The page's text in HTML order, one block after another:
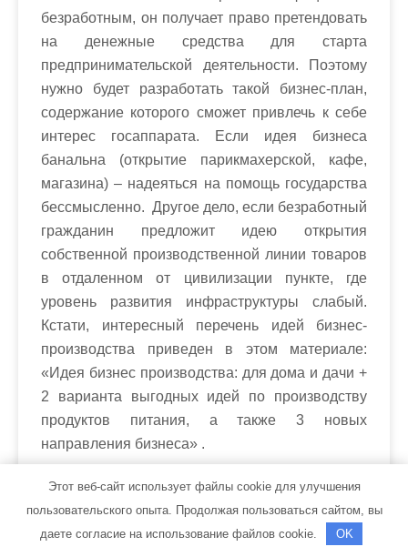
безработным, он получает право претендовать
на денежные средства для старта
предпринимательской деятельности. Поэтому
нужно будет разработать такой бизнес-план,
содержание которого сможет привлечь к себе
интерес госаппарата. Если идея бизнеса
банальна (открытие парикмахерской, кафе,
магазина) – надеяться на помощь государства
бессмысленно. Другое дело, если безработный
гражданин предложит идею открытия
собственной производственной линии товаров
в отдаленном от цивилизации пункте, где
уровень развития инфраструктуры слабый.
Кстати, интересный перечень идей бизнес-
производства приведен в этом материале:
«Идея бизнес производства: для дома и дачи +
2 варианта выгодных идей по производству
продуктов питания, а также 3 новых
направления бизнеса» .
Представители госаппарата будут внимательно
изучать бизнес-план на предмет создания
дополнительных рабочих мест (это касается
Этот веб-сайт использует файлы cookie для улучшения
пользовательского опыта. Продолжая пользоваться сайтом, вы
даете согласие на использование файлов cookie.
OK